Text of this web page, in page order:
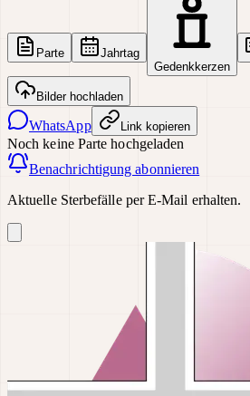
Parte
Jahrtag
Gedenkkerzen
Bilder hochladen
WhatsApp Link kopieren
Noch keine Parte hochgeladen
Benachrichtigung abonnieren
Aktuelle Sterbefälle per E-Mail erhalten.